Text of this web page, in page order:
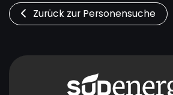
Zurück zur Personensuche